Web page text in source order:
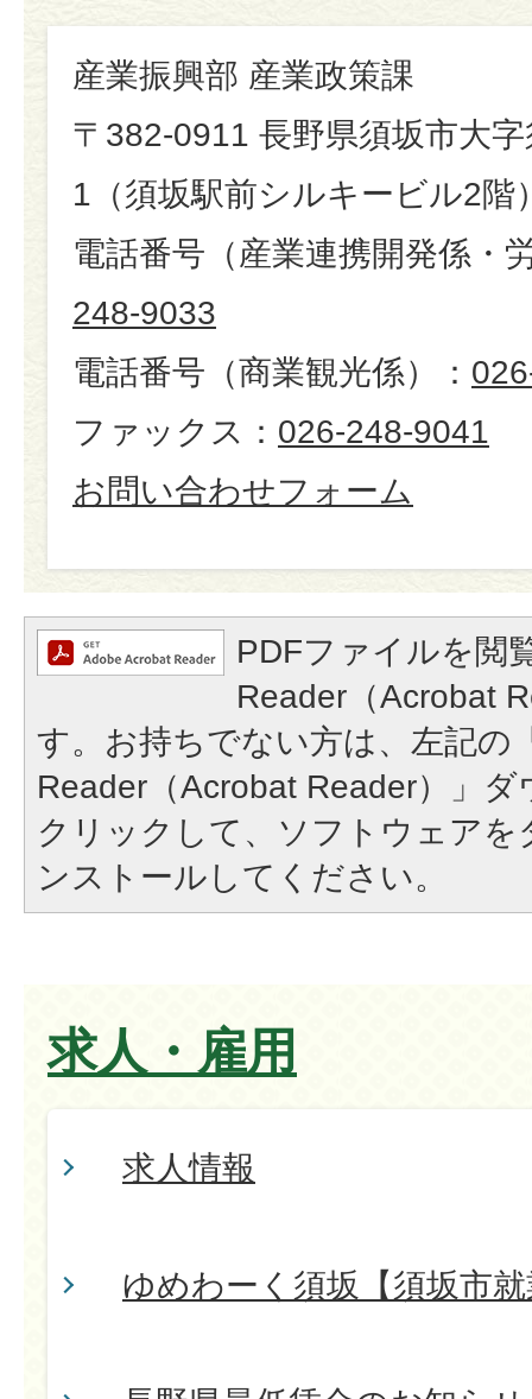
産業振興部 産業政策課
〒382-0911 長野県須坂市大
1（須坂駅前シルキービル2階
電話番号（産業連携開発係・
248-9033
電話番号（商業観光係）：
ファックス： 026-248-9041
お問い合わせフォーム
PDFファイルを閲
Reader（Acrobat
す。お持ちでない方は、左記の
Reader（Acrobat Reader）」
クリックして、ソフトウェア
ンストールしてください。
求人・雇用
求人情報
ゆめわーく須坂【須坂市